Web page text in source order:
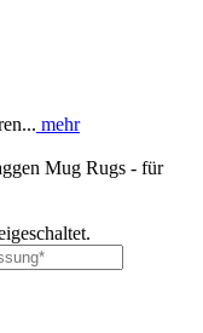
mehr
Mug Rugs - für